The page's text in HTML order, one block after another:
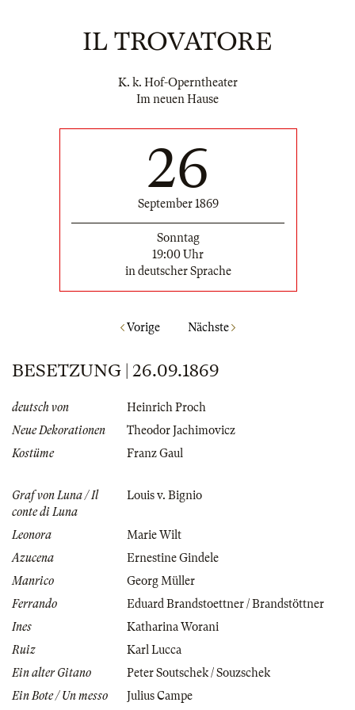
IL TROVATORE
K. k. Hof-Operntheater
Im neuen Hause
26
September 1869
Sonntag
19:00 Uhr
in deutscher Sprache
Vorige Nächste
BESETZUNG | 26.09.1869
deutsch von
Heinrich Proch
Neue Dekorationen
Theodor Jachimovicz
Kostüme
Franz Gaul
Graf von Luna / Il
conte di Luna
Louis v. Bignio
Leonora
Marie Wilt
Azucena
Ernestine Gindele
Manrico
Georg Müller
Ferrando
Eduard Brandstoettner / Brandstöttner
Ines
Katharina Worani
Ruiz
Karl Lucca
Ein alter Gitano
Peter Soutschek / Souzschek
Ein Bote / Un messo
Julius Campe